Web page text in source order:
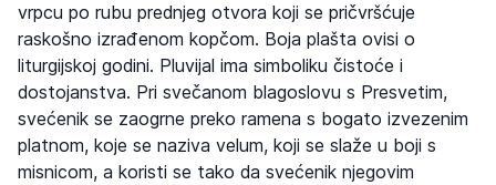
vrpcu po rubu prednjeg otvora koji se pričvršćuje
raskošno izrađenom kopčom. Boja plašta ovisi o
liturgijskoj godini. Pluvijal ima simboliku čistoće i
dostojanstva. Pri svečanom blagoslovu s Presvetim,
svećenik se zaogrne preko ramena s bogato izvezenim
platnom, koje se naziva velum, koji se slaže u boji s
misnicom, a koristi se tako da svećenik njegovim